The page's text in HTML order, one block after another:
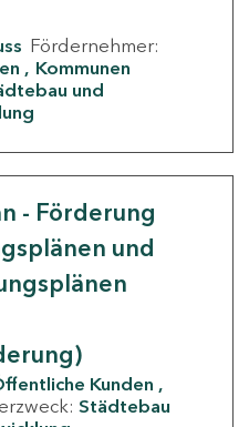
Fördernehmer:
Kommunen
und
- Förderung
und
Kunden
Städtebau